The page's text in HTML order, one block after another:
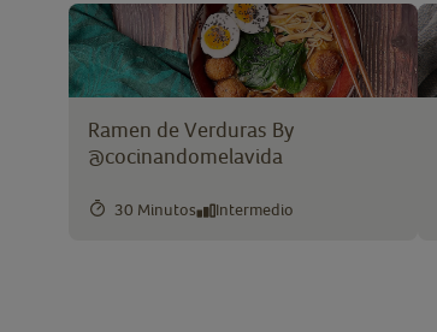
Ramen de Verduras By
@cocinandomelavida
30 Minutos Intermedio